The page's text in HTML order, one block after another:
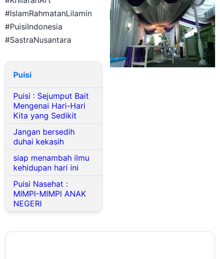
#IslamRahmatanLilamin
#PuisiIndonesia
#SastraNusantara
Puisi
Puisi : Sejumput Bait
Mengenai Hari-Hari
Kita yang Sedikit
Jangan bersedih
duhai kekasih
siap menambah ilmu
kehidupan hari ini
Puisi Nasehat :
MIMPI-MIMPI ANAK
NEGERI